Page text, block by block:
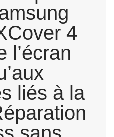
4
l’écran
liés à la